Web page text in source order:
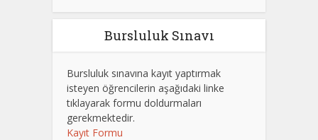
Bursluluk Sınavı
Bursluluk sınavına kayıt yaptırmak
isteyen öğrencilerin aşağıdaki linke
tıklayarak formu doldurmaları
gerekmektedir.
Kayıt Formu